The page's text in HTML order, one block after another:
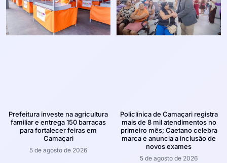
Prefeitura investe na agricultura
familiar e entrega 150 barracas
para fortalecer feiras em
Camaçari
5 de agosto de 2026
Policlínica de Camaçari registra
mais de 8 mil atendimentos no
primeiro mês; Caetano celebra
marca e anuncia a inclusão de
novos exames
5 de agosto de 2026